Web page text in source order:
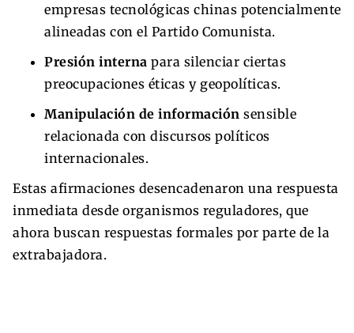
empresas tecnológicas chinas potencialmente
alineadas con el Partido Comunista.
Presión interna para silenciar ciertas
preocupaciones éticas y geopolíticas.
Manipulación de información sensible
relacionada con discursos políticos
internacionales.
Estas afirmaciones desencadenaron una respuesta
inmediata desde organismos reguladores, que
ahora buscan respuestas formales por parte de la
extrabajadora.